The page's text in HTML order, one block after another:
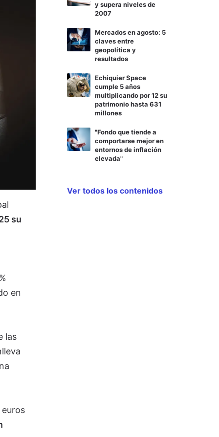
su
en
las
y supera niveles de
2007
Mercados en agosto: 5
claves entre
geopolítica y
resultados
Echiquier Space
cumple 5 años
multiplicando por 12 su
patrimonio hasta 631
millones
"Fondo que tiende a
comportarse mejor en
entornos de inflación
elevada"
Ver todos los contenidos